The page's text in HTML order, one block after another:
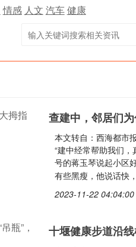
情感 人文 汽车健康
查建中，邻居们
本文转自：西海都市
“建中经常帮助我们
号的蒋玉琴说起小区
有些黑瘦，他说话快
2023-11-22 04:04:00
十堰健康步道沿